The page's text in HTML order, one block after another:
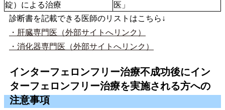
錠）による治療
医」
診断書を記載できる医師のリストはこちら↓
・肝臓専門医（外部サイトへリンク）
・消化器専門医（外部サイトへリンク）
インターフェロンフリー治療不成功後にイン
ターフェロンフリー治療を実施される方への
注意事項